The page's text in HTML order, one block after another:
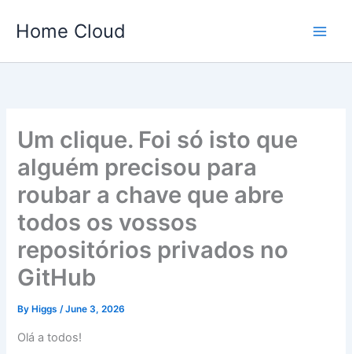
Home Cloud
Um clique. Foi só isto que
alguém precisou para
roubar a chave que abre
todos os vossos
repositórios privados no
GitHub
By Higgs/June 3, 2026
Olá a todos!